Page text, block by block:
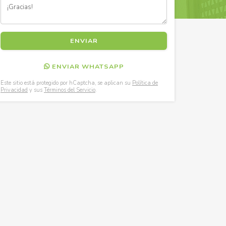
ENVIAR WHATSAPP
Este sitio está protegido por hCaptcha, se aplican su Política de
Privacidad y sus Términos del Servicio.